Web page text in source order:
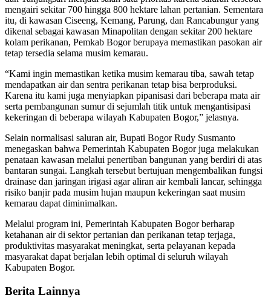
mengairi sekitar 700 hingga 800 hektare lahan pertanian. Sementara
itu, di kawasan Ciseeng, Kemang, Parung, dan Rancabungur yang
dikenal sebagai kawasan Minapolitan dengan sekitar 200 hektare
kolam perikanan, Pemkab Bogor berupaya memastikan pasokan air
tetap tersedia selama musim kemarau.
“Kami ingin memastikan ketika musim kemarau tiba, sawah tetap
mendapatkan air dan sentra perikanan tetap bisa berproduksi.
Karena itu kami juga menyiapkan pipanisasi dari beberapa mata air
serta pembangunan sumur di sejumlah titik untuk mengantisipasi
kekeringan di beberapa wilayah Kabupaten Bogor,” jelasnya.
Selain normalisasi saluran air, Bupati Bogor Rudy Susmanto
menegaskan bahwa Pemerintah Kabupaten Bogor juga melakukan
penataan kawasan melalui penertiban bangunan yang berdiri di atas
bantaran sungai. Langkah tersebut bertujuan mengembalikan fungsi
drainase dan jaringan irigasi agar aliran air kembali lancar, sehingga
risiko banjir pada musim hujan maupun kekeringan saat musim
kemarau dapat diminimalkan.
Melalui program ini, Pemerintah Kabupaten Bogor berharap
ketahanan air di sektor pertanian dan perikanan tetap terjaga,
produktivitas masyarakat meningkat, serta pelayanan kepada
masyarakat dapat berjalan lebih optimal di seluruh wilayah
Kabupaten Bogor.
Berita Lainnya